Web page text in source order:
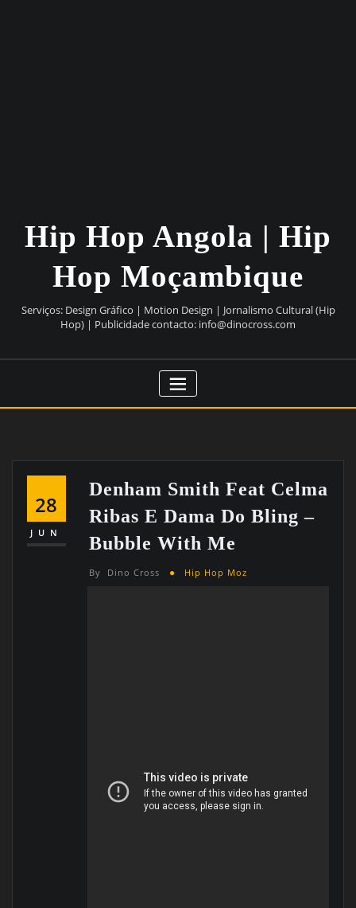
Hip Hop Angola | Hip
Hop Moçambique
Serviços: Design Gráfico | Motion Design | Jornalismo Cultural (Hip
Hop) | Publicidade contacto: info@dinocross.com
28
JUN
Denham Smith Feat Celma
Ribas E Dama Do Bling –
Bubble With Me
By Dino Cross Hip Hop Moz